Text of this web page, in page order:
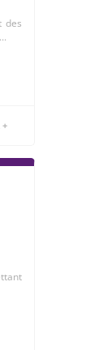
des
+